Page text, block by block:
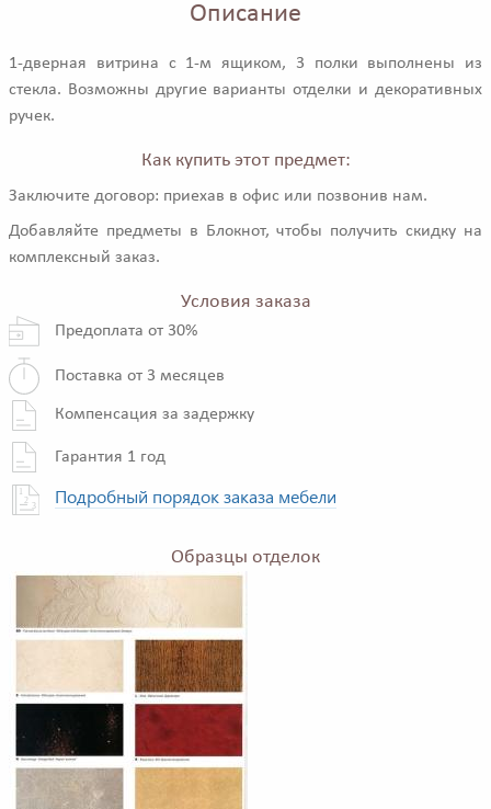
Описание
1-дверная витрина с 1-м ящиком, 3 полки выполнены из
стекла. Возможны другие варианты отделки и декоративных
ручек.
Как купить этот предмет:
Заключите договор: приехав в офис или позвонив нам.
Добавляйте предметы в Блокнот, чтобы получить скидку на
комплексный заказ.
Условия заказа
Предоплата от 30%
Поставка от 3 месяцев
Компенсация за задержку
Гарантия 1 год
Подробный порядок заказа мебели
Образцы отделок